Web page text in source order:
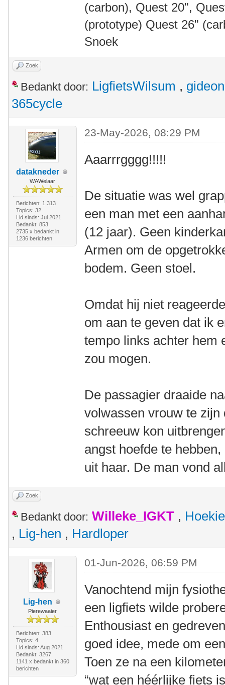
(carbon), Quest 20",
(prototype) Quest 26"
Snoek
Zoek
Bedankt door: LigfietsWilsum , gideon
365cycle
datakneder
WAWelaar
Berichten: 1.313
Topics: 32
Lid sinds: Jul 2021
Bedankt: 853
2735 x bedankt in
1236 berichten
23-May-2026, 08:29 PM
Aaarrrgggg!!!!!
De situatie was wel
een man met een
(12 jaar). Geen
Armen om de
bodem. Geen stoel.
Omdat hij niet
om aan te geven dat ik
tempo links achter hem
zou mogen.
De passagier draaide
volwassen vrouw te
schreeuw kon
angst hoefde te
uit haar. De man vond
Zoek
Bedankt door: Willeke_IGKT , Hoekie
, Lig-hen , Hardloper
Lig-hen
Pierewaaier
Berichten: 383
Topics: 4
Lid sinds: Aug 2021
Bedankt: 3267
1141 x bedankt in 360
berichten
01-Jun-2026, 06:59 PM
Vanochtend mijn
een ligfiets wilde
Enthousiast en
goed idee, mede om
Toen ze na een
“wat een héérlijke fiets